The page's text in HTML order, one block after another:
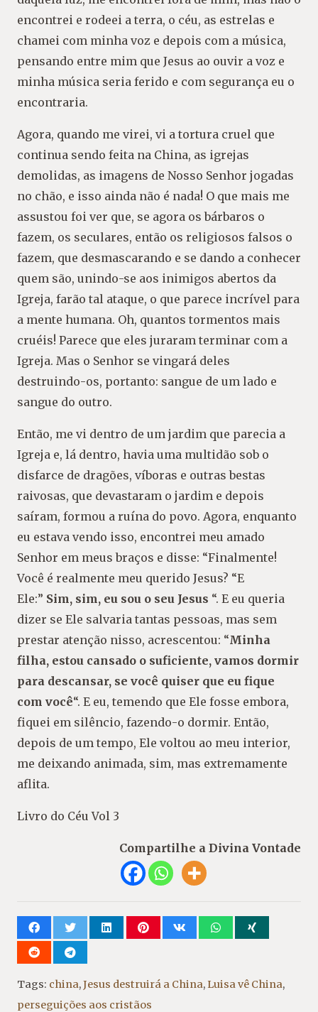
encontrei e rodeei a terra, o céu, as estrelas e
chamei com minha voz e depois com a música,
pensando entre mim que Jesus ao ouvir a voz e
minha música seria ferido e com segurança eu o
encontraria.
Agora, quando me virei, vi a tortura cruel que
continua sendo feita na China, as igrejas
demolidas, as imagens de Nosso Senhor jogadas
no chão, e isso ainda não é nada! O que mais me
assustou foi ver que, se agora os bárbaros o
fazem, os seculares, então os religiosos falsos o
fazem, que desmascarando e se dando a conhecer
quem são, unindo-se aos inimigos abertos da
Igreja, farão tal ataque, o que parece incrível para
a mente humana. Oh, quantos tormentos mais
cruéis! Parece que eles juraram terminar com a
Igreja. Mas o Senhor se vingará deles
destruindo-os, portanto: sangue de um lado e
sangue do outro.
Então, me vi dentro de um jardim que parecia a
Igreja e, lá dentro, havia uma multidão sob o
disfarce de dragões, víboras e outras bestas
raivosas, que devastaram o jardim e depois
saíram, formou a ruína do povo. Agora, enquanto
eu estava vendo isso, encontrei meu amado
Senhor em meus braços e disse: “Finalmente!
Você é realmente meu querido Jesus? “E
Ele:” Sim, sim, eu sou o seu Jesus “. E eu queria
dizer se Ele salvaria tantas pessoas, mas sem
prestar atenção nisso, acrescentou: “Minha
filha, estou cansado o suficiente, vamos dormir
para descansar, se você quiser que eu fique
com você“. E eu, temendo que Ele fosse embora,
fiquei em silêncio, fazendo-o dormir. Então,
depois de um tempo, Ele voltou ao meu interior,
me deixando animada, sim, mas extremamente
aflita.
Livro do Céu Vol 3
Compartilhe a Divina Vontade
Tags: china,Jesus destruirá a China,Luisa vê China,
perseguições aos cristãos